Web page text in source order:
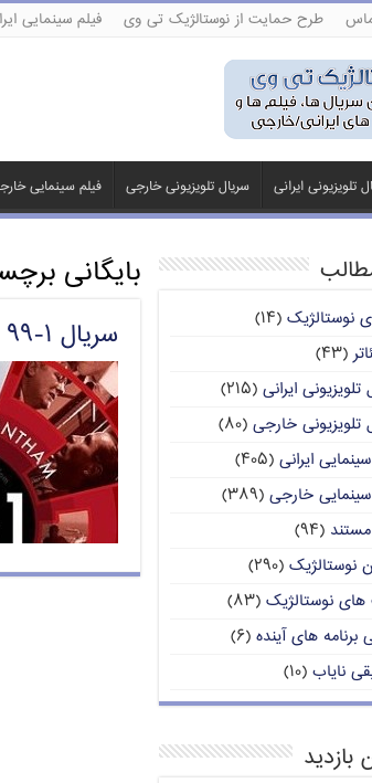
طرح حمایت از نوستالژیک تی وی فیلم سینمایی
تلویزیونی ایرانی سریال تلویزیونی خارجی فیلم سینمایی
بایگانی
سریال ۱-۹۹ دوبله فارسی نوستالژیک (۱۴)
(۴۳)
تلویزیونی ایرانی (۲۱۵)
تلویزیونی خارجی (۸۰)
ایرانی (۴۰۵)
خارجی (۳۸۹)
(۹۴)
نوستالژیک (۲۹۰)
های نوستالژیک (۸۳)
برنامه های آینده (۶)
نایاب (۱۰)
بازدید